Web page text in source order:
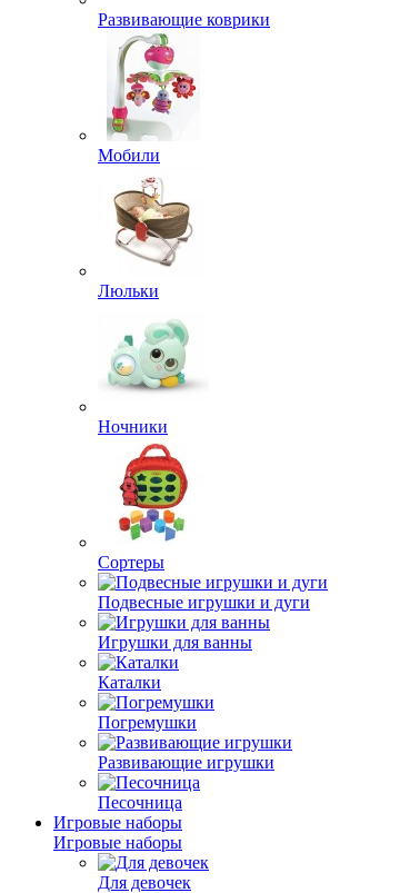
Развивающие коврики
Мобили
Люльки
Ночники
Сортеры
Подвесные игрушки и дуги
Игрушки для ванны
Каталки
Погремушки
Развивающие игрушки
Песочница
Игровые наборы
Игровые наборы
Для девочек